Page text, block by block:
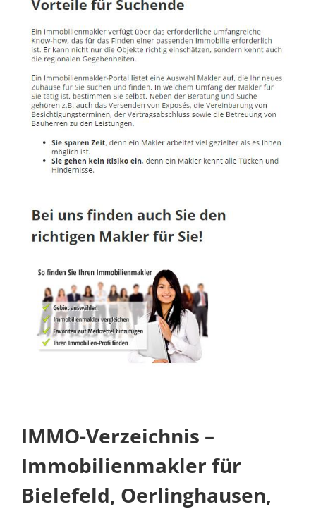
IMMO-Verzeichnis –
Immobilienmakler für
Bielefeld, Oerlinghausen,